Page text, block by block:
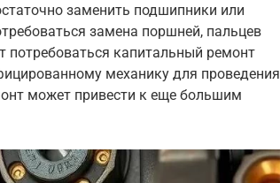
заменить подшипники или
замена поршней, пальцев
капитальный ремонт
механику для проведения
может привести к еще большим